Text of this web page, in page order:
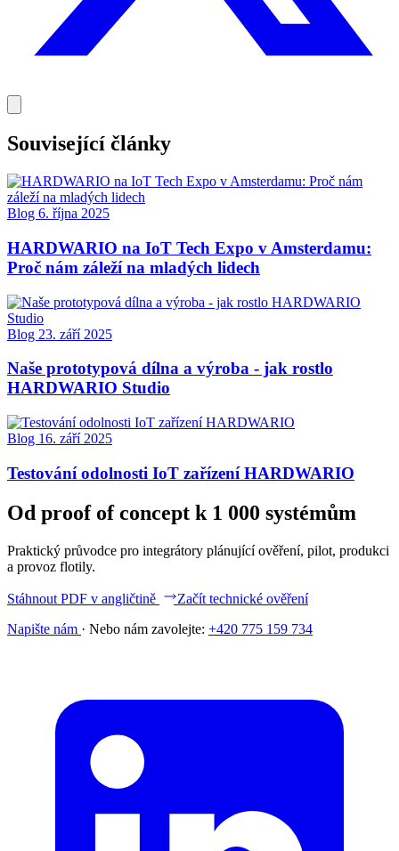
Související články
Blog 6. října 2025
HARDWARIO na IoT Tech Expo v Amsterdamu:
Proč nám záleží na mladých lidech
Blog 23. září 2025
Naše prototypová dílna a výroba - jak rostlo
HARDWARIO Studio
Blog 16. září 2025
Testování odolnosti IoT zařízení HARDWARIO
Od proof of concept k 1 000 systémům
Praktický průvodce pro integrátory plánující ověření, pilot, produkci
a provoz flotily.
Stáhnout PDF v angličtině
Začít technické ověření
Napište nám · Nebo nám zavolejte: +420 775 159 734